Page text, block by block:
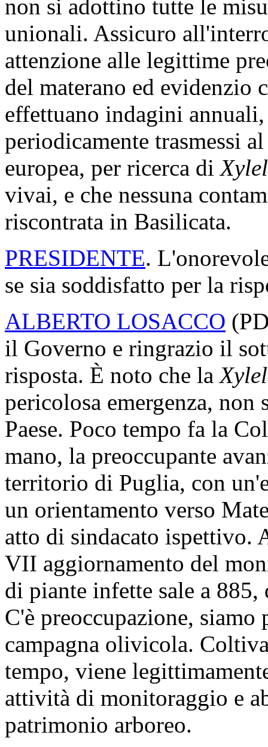
non si adottino tutte le
unionali. Assicuro
attenzione alle legittime
del materano ed
effettuano indagini
periodicamente trasmessi
europea, per ricerca di
vivai, e che nessuna
riscontrata in Basilicata.
PRESIDENTE.
se sia soddisfatto per la
ALBERTO LOSACCO (
il Governo e ringrazio il
risposta. È noto che la
pericolosa emergenza,
Paese. Poco tempo fa la
mano, la preoccupante
territorio di Puglia, con
un orientamento verso
atto di sindacato ispettivo.
VII aggiornamento del
di piante infette sale a
C'è preoccupazione,
campagna olivicola.
tempo, viene
attività di monitoraggio e
patrimonio arboreo.